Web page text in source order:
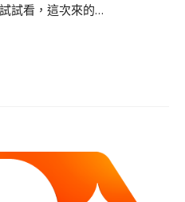
試看，這次來的…